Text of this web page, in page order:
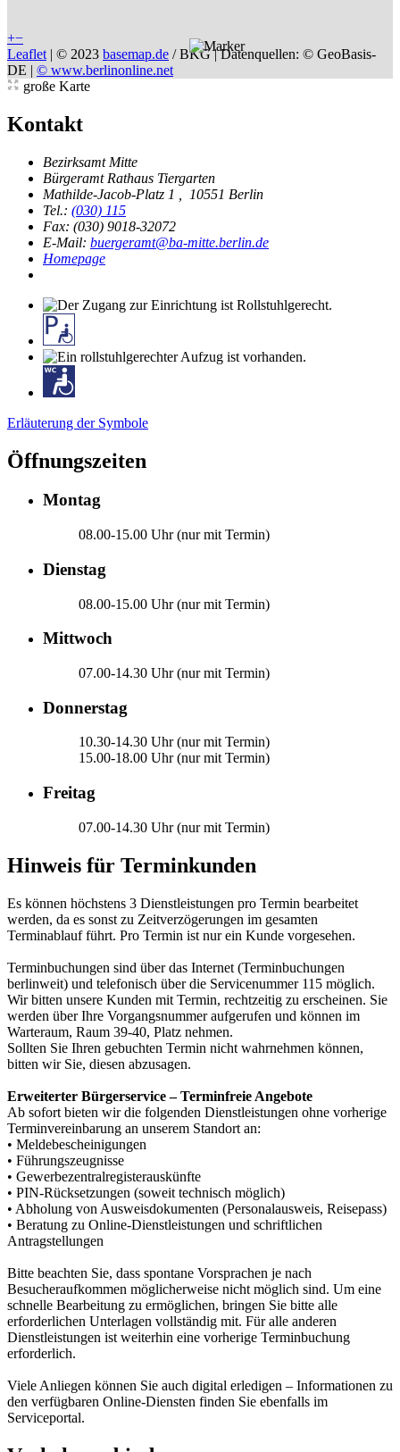
+−
Leaflet | © 2023 basemap.de / BKG | Datenquellen: © GeoBasis-
DE | © www.berlinonline.net
große Karte
Kontakt
Bezirksamt Mitte
Bürgeramt Rathaus Tiergarten
Mathilde-Jacob-Platz 1
10551 Berlin
Tel.: (030) 115
Fax: (030) 9018-32072
E-Mail: buergeramt@ba-mitte.berlin.de
Homepage
Erläuterung der Symbole
Öffnungszeiten
Montag
08.00-15.00 Uhr (nur mit Termin)
Dienstag
08.00-15.00 Uhr (nur mit Termin)
Mittwoch
07.00-14.30 Uhr (nur mit Termin)
Donnerstag
10.30-14.30 Uhr (nur mit Termin)
15.00-18.00 Uhr (nur mit Termin)
Freitag
07.00-14.30 Uhr (nur mit Termin)
Hinweis für Terminkunden
Es können höchstens 3 Dienstleistungen pro Termin bearbeitet
werden, da es sonst zu Zeitverzögerungen im gesamten
Terminablauf führt. Pro Termin ist nur ein Kunde vorgesehen.
Terminbuchungen sind über das Internet (Terminbuchungen
berlinweit) und telefonisch über die Servicenummer 115 möglich.
Wir bitten unsere Kunden mit Termin, rechtzeitig zu erscheinen. Sie
werden über Ihre Vorgangsnummer aufgerufen und können im
Warteraum, Raum 39-40, Platz nehmen.
Sollten Sie Ihren gebuchten Termin nicht wahrnehmen können,
bitten wir Sie, diesen abzusagen.
Erweiterter Bürgerservice – Terminfreie Angebote
Ab sofort bieten wir die folgenden Dienstleistungen ohne vorherige
Terminvereinbarung an unserem Standort an:
• Meldebescheinigungen
• Führungszeugnisse
• Gewerbezentralregisterauskünfte
• PIN-Rücksetzungen (soweit technisch möglich)
• Abholung von Ausweisdokumenten (Personalausweis, Reisepass)
• Beratung zu Online-Dienstleistungen und schriftlichen
Antragstellungen
Bitte beachten Sie, dass spontane Vorsprachen je nach
Besucheraufkommen möglicherweise nicht möglich sind. Um eine
schnelle Bearbeitung zu ermöglichen, bringen Sie bitte alle
erforderlichen Unterlagen vollständig mit. Für alle anderen
Dienstleistungen ist weiterhin eine vorherige Terminbuchung
erforderlich.
Viele Anliegen können Sie auch digital erledigen – Informationen zu
den verfügbaren Online-Diensten finden Sie ebenfalls im
Serviceportal.